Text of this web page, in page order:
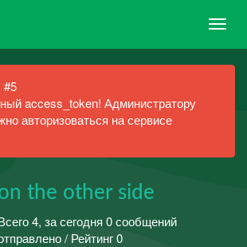
#5
access_token! Администратору
авторизоваться на сервисе
the other sidе
4, за сегодня 0 сообщений
/ Рейтинг 0